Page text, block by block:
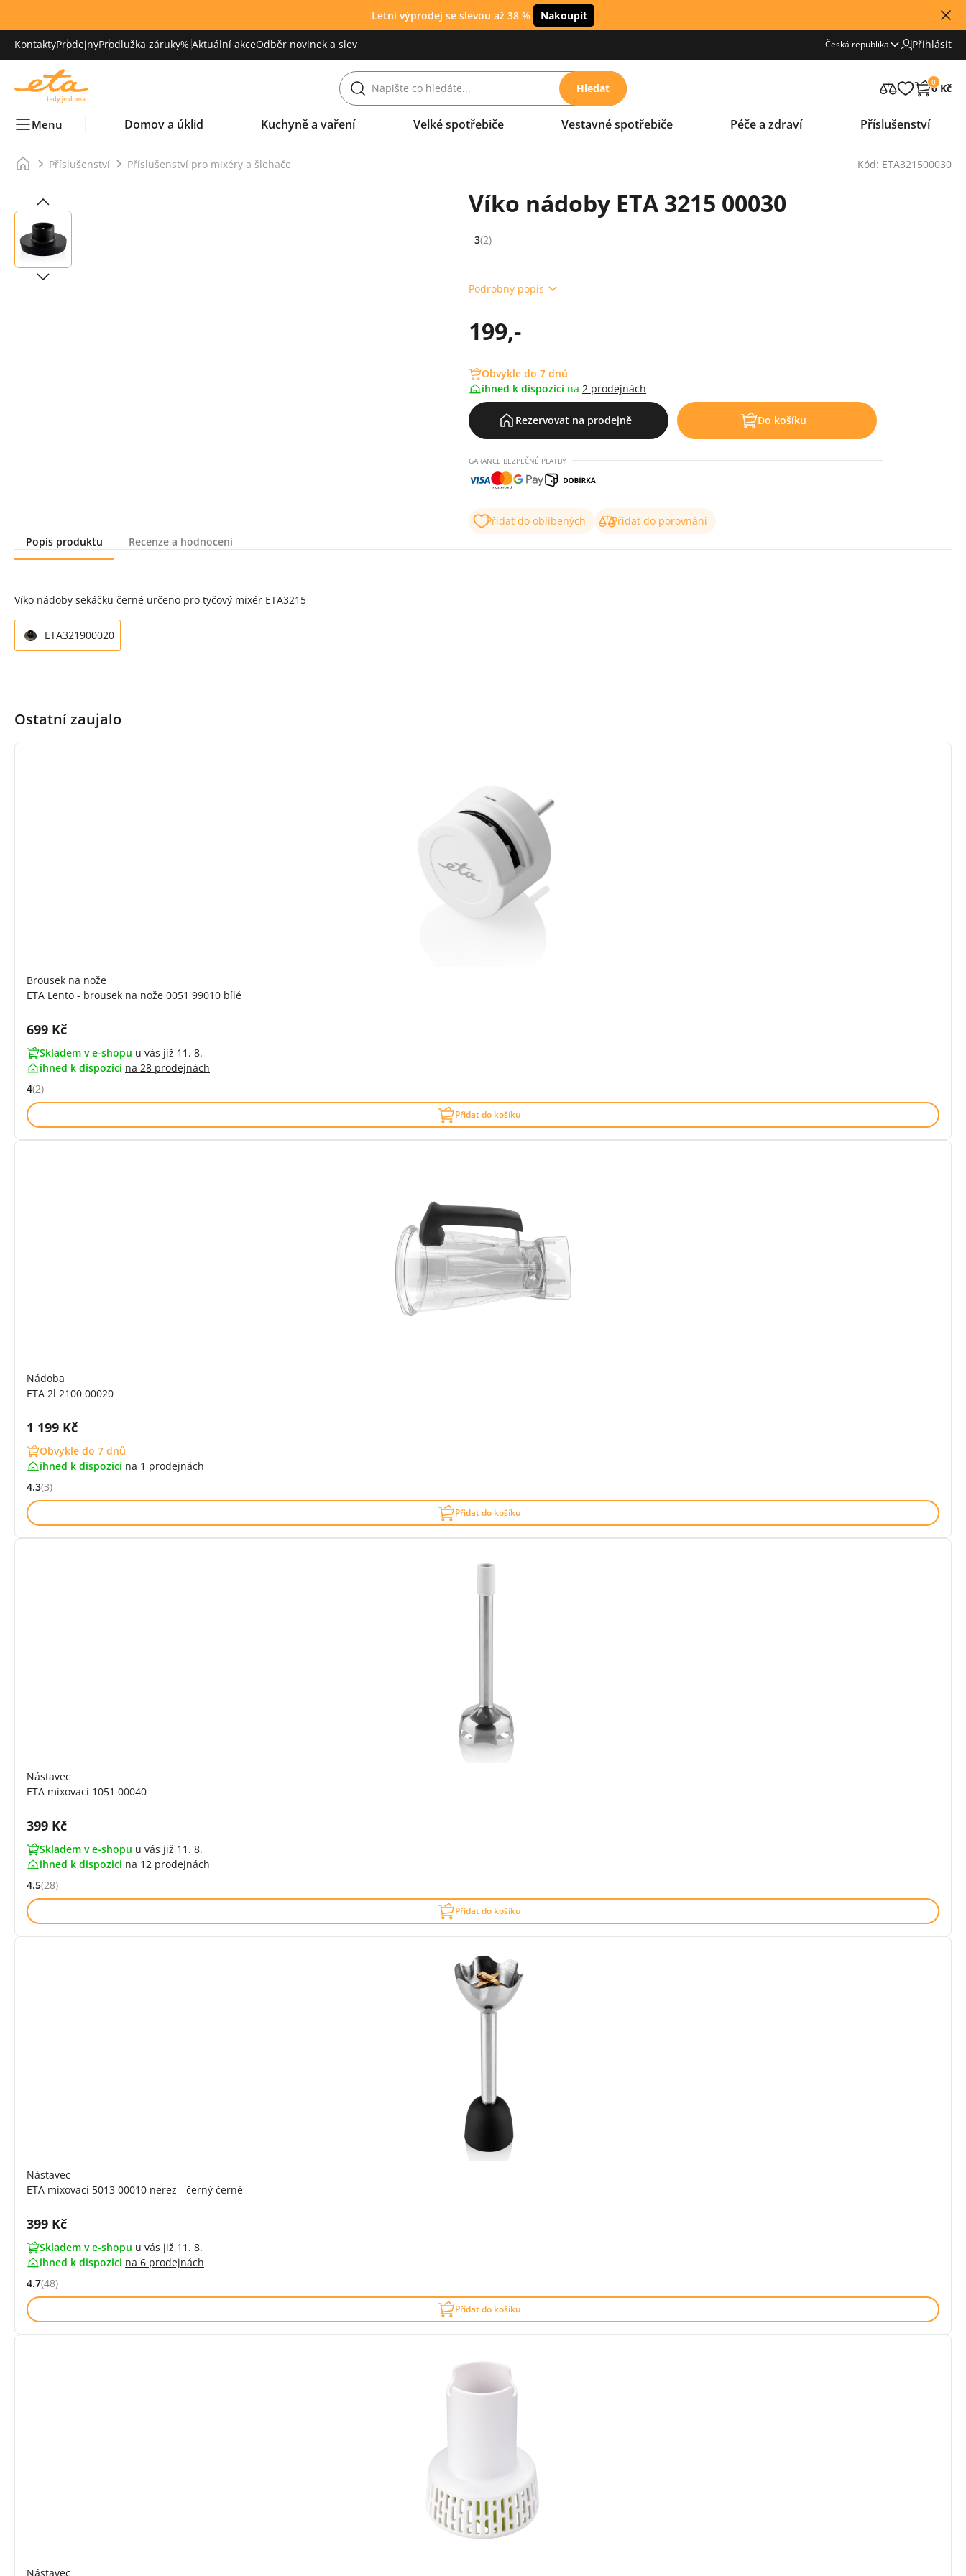
Letní výprodej se slevou až 38 % Nakoupit
KontaktyProdejnyProdlužka záruky% Aktuální akceOdběr novinek a slev Česká republika Přihlásit
Hledat 0
0 Kč
Menu Domov a úklid Kuchyně a vaření Velké spotřebiče Vestavné spotřebiče Péče a zdraví Příslušenství
Příslušenství Příslušenství pro mixéry a šlehače Kód: ETA321500030
Víko nádoby ETA 3215 00030
Hodnocení: 3 z 5 (2 recenzí)
3(2)
Podrobný popis
199,-
Obvykle do 7 dnů
ihned k dispozici na 2 prodejnách
Rezervovat na prodejně Do košíku
GARANCE BEZPEČNÉ PLATBY
Přidat do oblíbených
Přidat do porovnání
Popis produktu
Recenze a hodnocení
Víko nádoby sekáčku černé určeno pro tyčový mixér ETA3215
ETA321900020
Ostatní zaujalo
Brousek na nože
ETA Lento - brousek na nože 0051 99010 bílé
Cena s DPH:
699 Kč
Skladem v e-shopu u vás již 11. 8.
ihned k dispozici na 28 prodejnách
Hodnocení: 4 z 5 (2 recenzí)
4(2)
Přidat do košíku
Nádoba
ETA 2l 2100 00020
Cena s DPH:
1 199 Kč
Obvykle do 7 dnů
ihned k dispozici na 1 prodejnách
Hodnocení: 4.3 z 5 (3 recenzí)
4.3(3)
Přidat do košíku
Nástavec
ETA mixovací 1051 00040
Cena s DPH:
399 Kč
Skladem v e-shopu u vás již 11. 8.
ihned k dispozici na 12 prodejnách
Hodnocení: 4.5 z 5 (28 recenzí)
4.5(28)
Přidat do košíku
Nástavec
ETA mixovací 5013 00010 nerez - černý černé
Cena s DPH:
399 Kč
Skladem v e-shopu u vás již 11. 8.
ihned k dispozici na 6 prodejnách
Hodnocení: 4.7 z 5 (48 recenzí)
4.7(48)
Přidat do košíku
Nástavec